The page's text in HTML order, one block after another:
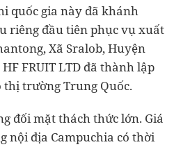
quốc gia này đã khánh
riêng đầu tiên phục vụ xuất
Xã Sralob, Huyện
FRUIT LTD đã thành lập
thị trường Trung Quốc.
đối mặt thách thức lớn. Giá
nội địa Campuchia có thời